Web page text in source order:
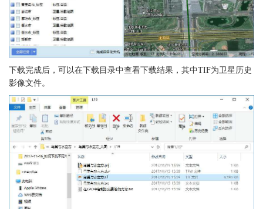
下载完成后，可以在下载目录中查看下载结果，其中TIF为卫星历史
影像文件。